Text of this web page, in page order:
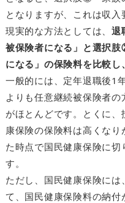
となりますが、これは収入
現実的な方法としては、退
被保険者になる」と選択
になる」の保険料を比較し
一般的には、定年退職後1
よりも任意継続被保険者
がほとんどです。とくに
康保険の保険料は高くな
た時点で国民健康保険に
す。
ただし、国民健康保険に
て、国民健康保険料の納